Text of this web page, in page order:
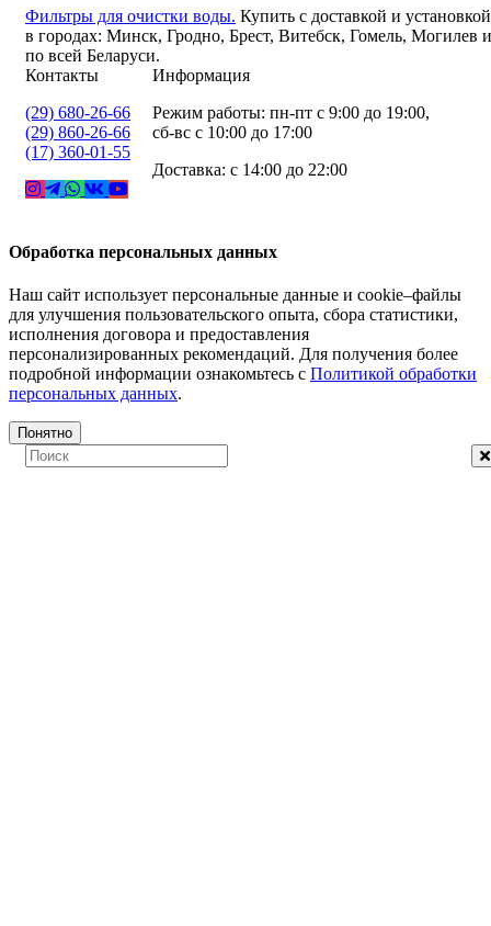
Фильтры для очистки воды. Купить с доставкой и установкой
в городах: Минск, Гродно, Брест, Витебск, Гомель, Могилев и
по всей Беларуси.
Контакты
(29) 680-26-66
(29) 860-26-66
(17) 360-01-55
Информация
Режим работы: пн-пт с 9:00 до 19:00,
сб-вс с 10:00 до 17:00
Доставка: с 14:00 до 22:00
Обработка персональных данных
Наш сайт использует персональные данные и cookie–файлы
для улучшения пользовательского опыта, сбора статистики,
исполнения договора и предоставления
персонализированных рекомендаций. Для получения более
подробной информации ознакомьтесь с Политикой обработки
персональных данных.
Понятно